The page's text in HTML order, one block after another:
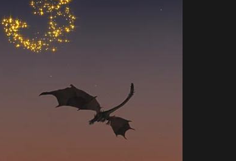
FÜR DEN
2019!